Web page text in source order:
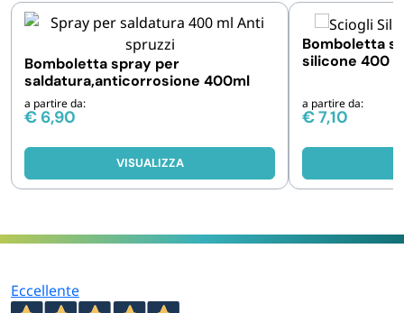
Bomboletta spray per
saldatura,anticorrosione 400ml
a partire da:
€ 6,90
VISUALIZZA
Bomboletta
silicone 400
a partire da:
€7,10
Eccellente